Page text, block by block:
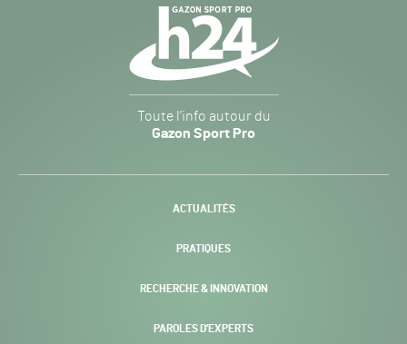
Sport
Pro
-
Toute l’info autour du
Gazon Sport Pro
ACTUALITÉS
PRATIQUES
RECHERCHE & INNOVATION
PAROLES D’EXPERTS